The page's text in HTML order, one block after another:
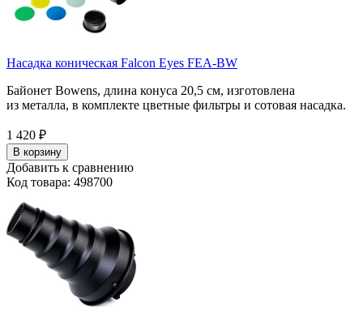
Насадка коническая Falcon Eyes FEA-BW
Байонет Bowens, длина конуса 20,5 см, изготовлена
из металла, в комплекте цветные фильтры и сотовая насадка.
1 420 ₽
В корзину
Добавить к сравнению
Код товара: 498700